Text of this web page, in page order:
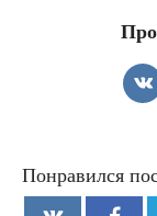
Понравился